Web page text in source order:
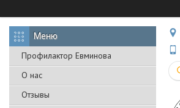
Профилактор Евминова
О нас
Отзывы